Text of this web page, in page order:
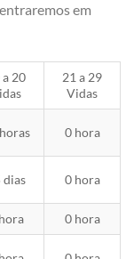
em
a 20
21 a 29
Vidas
0 hora
dias 0 hora
0 hora